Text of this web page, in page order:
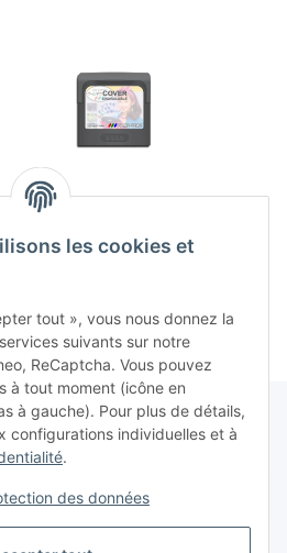
les cookies et
tout », vous nous donnez la
suivants sur notre
ReCaptcha. Vous pouvez
à tout moment (icône en
à gauche). Pour plus de détails,
configurations individuelles et à
.
des données
Super Monaco GP (EU)
Sega Game Gear
4,99 €*
de rétractation